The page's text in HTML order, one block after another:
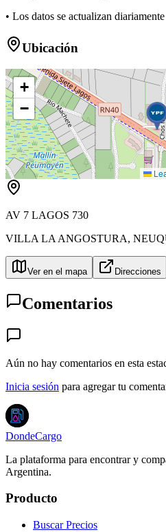
• Los datos se actualizan diariamente
Ubicación
+
−
AV 7 LAGOS 730
VILLA LA ANGOSTURA,
Ver en el mapa Direcciones
Comentarios
Aún no hay comentarios en esta
Inicia sesión para agregar tu
DondeCargo
La plataforma para encontrar y
Argentina.
Producto
Buscar Precios